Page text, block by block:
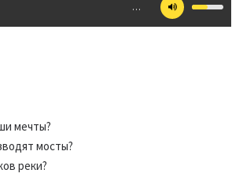
…
мечты?
мосты?
реки?